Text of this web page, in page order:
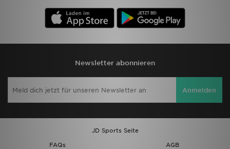
Newsletter abonnieren
Anmelden
JD Sports Seite
FAQs
AGB
Geschenkgutschein
Studenten